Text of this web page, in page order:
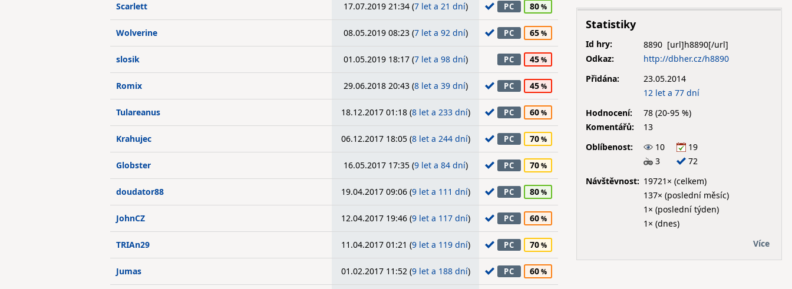
Scarlett 17.07.2019 21:34 (7 let a 21 dní) PC 80
Wolverine 08.05.2019 08:23 (7 let a 92 dní) PC 65
slosik 01.05.2019 18:17 (7 let a 98 dní) PC 45
Romix 29.06.2018 20:43 (8 let a 39 dní) PC 45
Tulareanus 18.12.2017 01:18 (8 let a 233 dní) PC 60
Krahujec 06.12.2017 18:05 (8 let a 244 dní) PC 70
Globster 16.05.2017 17:35 (9 let a 84 dní) PC 70
doudator88 19.04.2017 09:06 (9 let a 111 dní) PC 80
JohnCZ 12.04.2017 19:46 (9 let a 117 dní) PC 60
TRIAn29 11.04.2017 01:21 (9 let a 119 dní) PC 70
Jumas 01.02.2017 11:52 (9 let a 188 dní) PC 60
Statistiky
Id hry:
8890
Odkaz:
http://dbher.cz/h8890
Přidána:
23.05.2014
12 let a 77 dní
Hodnocení:
78 (20-95 %)
Komentářů:
13
Oblíbenost:
10
19
3
72
Návštěvnost: 19721× (celkem)
137× (poslední měsíc)
1× (poslední týden)
1× (dnes)
Více